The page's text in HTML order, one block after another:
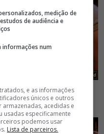
medição de
de audiência e
informações num
e as informações
únicos e outros
acedidas e
usadas especificamente
podemos usar
Lista de parceiros.